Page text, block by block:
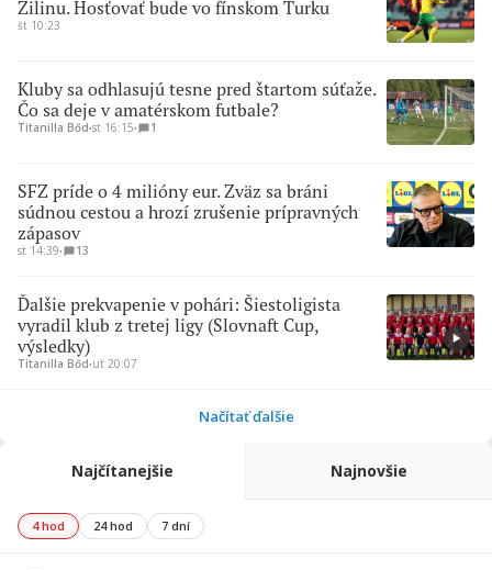
Žilinu. Hosťovať bude vo fínskom Turku
št 10:23
Kluby sa odhlasujú tesne pred štartom súťaže.
Čo sa deje v amatérskom futbale?
Titanilla Bőd∙st 16:15∙ 1
SFZ príde o 4 milióny eur. Zväz sa bráni
súdnou cestou a hrozí zrušenie prípravných
zápasov
st 14:39∙ 13
Ďalšie prekvapenie v pohári: Šiestoligista
vyradil klub z tretej ligy (Slovnaft Cup,
výsledky)
Titanilla Bőd∙ut 20:07
Načítať ďalšie
Najčítanejšie Najnovšie
4 hod 24 hod 7 dní